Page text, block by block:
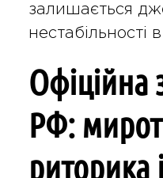
залишається
нестабільності в
Офіційна
РФ:
риторика